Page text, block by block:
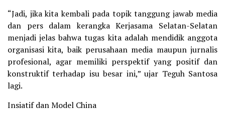
“Jadi, jika kita kembali pada topik tanggung jawab media
dan pers dalam kerangka Kerjasama Selatan-Selatan
menjadi jelas bahwa tugas kita adalah mendidik anggota
organisasi kita, baik perusahaan media maupun jurnalis
profesional, agar memiliki perspektif yang positif dan
konstruktif terhadap isu besar ini,” ujar Teguh Santosa
lagi.
Insiatif dan Model China